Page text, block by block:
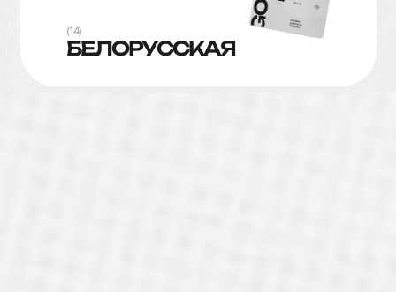
БЕЛОРУССКАЯ
(14)